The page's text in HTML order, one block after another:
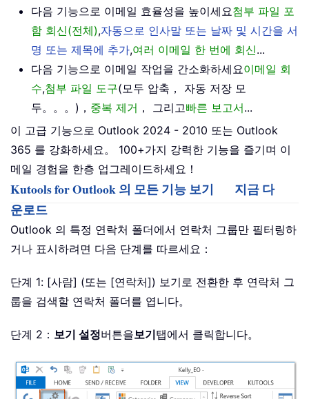
다음 기능으로 이메일 효율성을 높이세요첨부 파일 포
함 회신(전체),자동으로 인사말 또는 날짜 및 시간을 서
명 또는 제목에 추가,여러 이메일 한 번에 회신...
다음 기능으로 이메일 작업을 간소화하세요이메일 회
수,첨부 파일 도구(모두 압축， 자동 저장 모
두。。。)， 중복 제거 ， 그리고빠른 보고서...
이 고급 기능으로 Outlook 2024 - 2010 또는 Outlook
365 를 강화하세요。 100+가지 강력한 기능을 즐기며 이
메일 경험을 한층 업그레이드하세요！
Kutools for Outlook 의 모든 기능 보기
지금 다
운로드
Outlook 의 특정 연락처 폴더에서 연락처 그룹만 필터링하
거나 표시하려면 다음 단계를 따르세요：
단계 1: [사람] (또는 [연락처]) 보기로 전환한 후 연락처 그
룹을 검색할 연락처 폴더를 엽니다。
단계 2： 보기 설정버튼을보기탭에서 클릭합니다。